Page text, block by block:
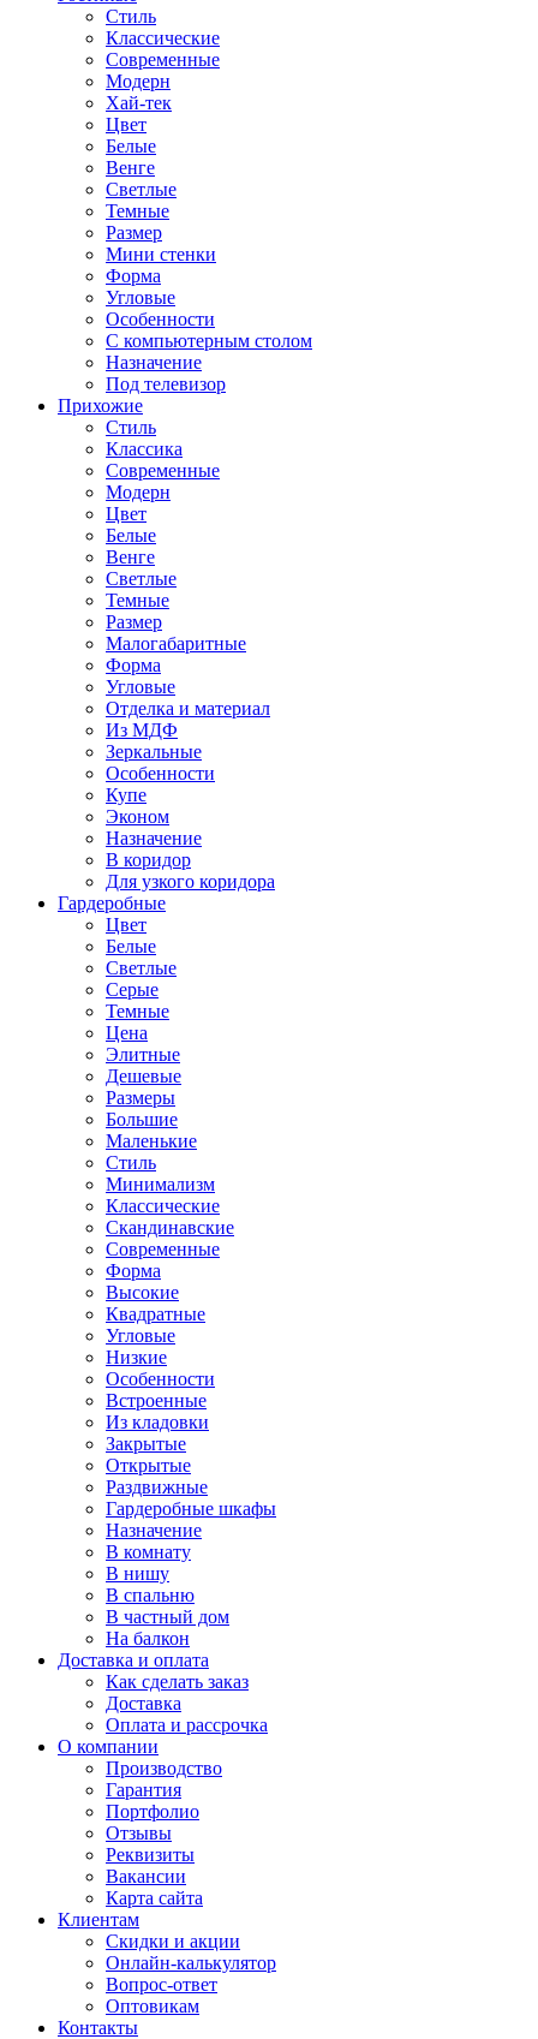
Стиль
Классические
Современные
Модерн
Хай-тек
Цвет
Белые
Венге
Светлые
Темные
Размер
Мини стенки
Форма
Угловые
Особенности
С компьютерным столом
Назначение
Под телевизор
Прихожие
Стиль
Классика
Современные
Модерн
Цвет
Белые
Венге
Светлые
Темные
Размер
Малогабаритные
Форма
Угловые
Отделка и материал
Из МДФ
Зеркальные
Особенности
Купе
Эконом
Назначение
В коридор
Для узкого коридора
Гардеробные
Цвет
Белые
Светлые
Серые
Темные
Цена
Элитные
Дешевые
Размеры
Большие
Маленькие
Стиль
Минимализм
Классические
Скандинавские
Современные
Форма
Высокие
Квадратные
Угловые
Низкие
Особенности
Встроенные
Из кладовки
Закрытые
Открытые
Раздвижные
Гардеробные шкафы
Назначение
В комнату
В нишу
В спальню
В частный дом
На балкон
Доставка и оплата
Как сделать заказ
Доставка
Оплата и рассрочка
О компании
Производство
Гарантия
Портфолио
Отзывы
Реквизиты
Вакансии
Карта сайта
Клиентам
Скидки и акции
Онлайн-калькулятор
Вопрос-ответ
Оптовикам
Контакты